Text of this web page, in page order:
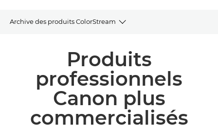
Archive des produits ColorStream
Produits et solutions connexesProduits
professionnels
Canon plus
commercialisés